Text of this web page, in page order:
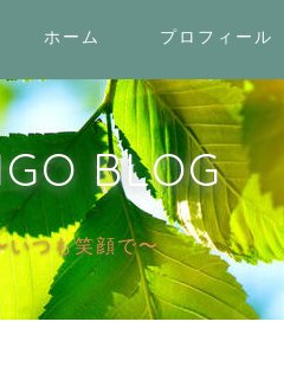
ホーム プロフィール
BLOG
いつも笑顔で〜